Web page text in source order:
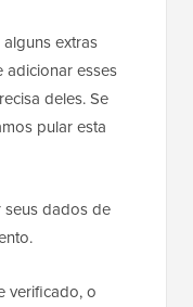
extras
adicionar esses
deles. Se
pular esta
seus dados de
verificado, o